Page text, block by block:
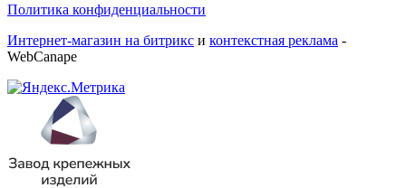
Политика конфиденциальности
Интернет-магазин на битрикс и контекстная реклама -
WebCanape